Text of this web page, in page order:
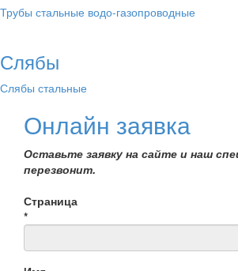
Трубы стальные водо-газопроводные
Слябы
Слябы стальные
Онлайн заявка
Оставьте заявку на сайте и наш
перезвонит.
Страница
*